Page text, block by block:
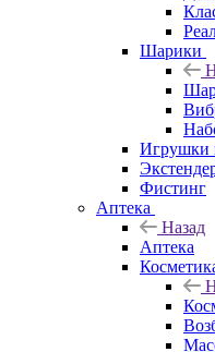
Шарики
Игрушки
Фистинг
Аптека
Назад
Аптека